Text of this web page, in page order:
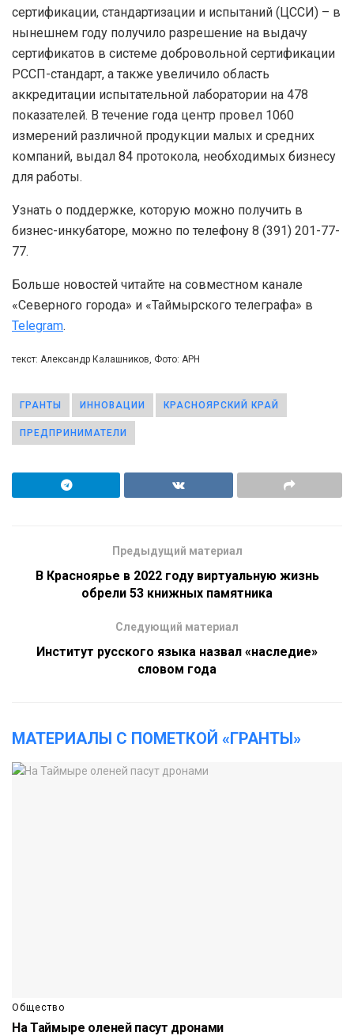
сертификации, стандартизации и испытаний (ЦССИ) – в
нынешнем году получило разрешение на выдачу
сертификатов в системе добровольной сертификации
РССП-стандарт, а также увеличило область
аккредитации испытательной лаборатории на 478
показателей. В течение года центр провел 1060
измерений различной продукции малых и средних
компаний, выдал 84 протокола, необходимых бизнесу
для работы.
Узнать о поддержке, которую можно получить в
бизнес-инкубаторе, можно по телефону 8 (391) 201-77-
77.
Больше новостей читайте на совместном канале
«Северного города» и «Таймырского телеграфа» в
Telegram.
текст: Александр Калашников, Фото: АРН
ГРАНТЫ ИННОВАЦИИ КРАСНОЯРСКИЙ КРАЙ
ПРЕДПРИНИМАТЕЛИ
Предыдущий материал
В Красноярье в 2022 году виртуальную жизнь
обрели 53 книжных памятника
Следующий материал
Институт русского языка назвал «наследие»
словом года
МАТЕРИАЛЫ С ПОМЕТКОЙ «ГРАНТЫ»
Общество
На Таймыре оленей пасут дронами